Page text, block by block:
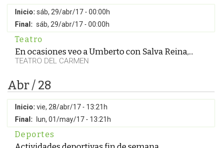
Inicio: sáb, 29/abr/17 - 00:00h
Final: sáb, 29/abr/17 - 00:00h
Teatro
En ocasiones veo a Umberto con Salva Reina,...
TEATRO DEL CARMEN
Abr / 28
Inicio: vie, 28/abr/17 - 13:21h
Final:
lun, 01/may/17 - 13:21h
Deportes